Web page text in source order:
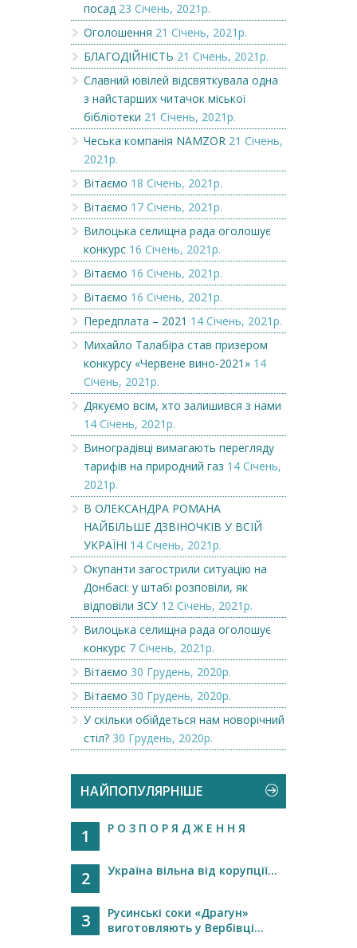
посад 23 Січень, 2021р.
Оголошення 21 Січень, 2021р.
БЛАГОДІЙНІСТЬ 21 Січень, 2021р.
Славний ювілей відсвяткувала одна
з найстарших читачок міської
бібліотеки 21 Січень, 2021р.
Чеська компанія NAMZOR 21 Січень,
2021р.
Вітаємо 18 Січень, 2021р.
Вітаємо 17 Січень, 2021р.
Вилоцька селищна рада оголошує
конкурс 16 Січень, 2021р.
Вітаємо 16 Січень, 2021р.
Вітаємо 16 Січень, 2021р.
Передплата – 2021 14 Січень, 2021р.
Михайло Талабіра став призером
конкурсу «Червене вино-2021» 14
Січень, 2021р.
Дякуємо всім, хто залишився з нами
14 Січень, 2021р.
Виноградівці вимагають перегляду
тарифів на природний газ 14 Січень,
2021р.
В ОЛЕКСАНДРА РОМАНА
НАЙБІЛЬШЕ ДЗВІНОЧКІВ У ВСІЙ
УКРАЇНІ 14 Січень, 2021р.
Окупанти загострили ситуацію на
Донбасі: у штабі розповіли, як
відповіли ЗСУ 12 Січень, 2021р.
Вилоцька селищна рада оголошує
конкурс 7 Січень, 2021р.
Вітаємо 30 Грудень, 2020р.
Вітаємо 30 Грудень, 2020р.
У скільки обійдеться нам новорічний
стіл? 30 Грудень, 2020р.
НАЙПОПУЛЯРНІШЕ
1 Р О З П О Р Я Д Ж Е Н Н Я
2 Україна вільна від корупції...
3
Русинські соки «Драгун»
виготовляють у Вербівці...